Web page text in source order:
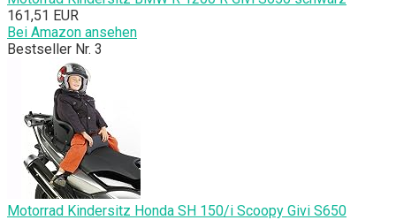
161,51 EUR
Bei Amazon ansehen
Bestseller Nr. 3
Motorrad Kindersitz Honda SH 150/i Scoopy Givi S650